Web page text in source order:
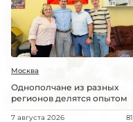
Москва
Однополчане из разных
регионов делятся опытом
7 августа 2026 81